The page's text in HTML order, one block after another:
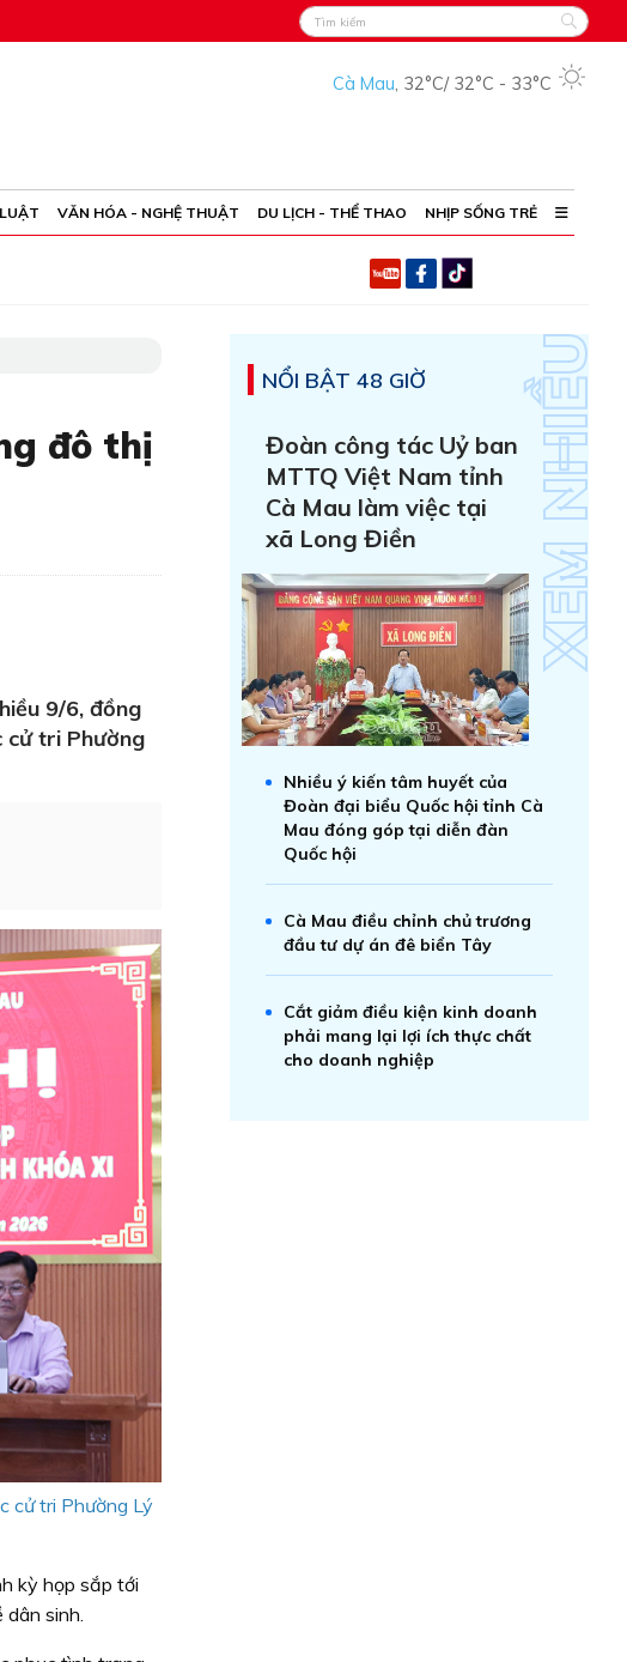
Cà Mau, 32°C/ 32°C - 33°C
VĂN HÓA - NGHỆ THUẬT DU LỊCH - THỂ THAO NHỊP SỐNG TRẺ
đô thị
9/6, đồng
cử tri Phường
cử tri Phường Lý
kỳ họp sắp tới
sinh.
NỔI BẬT 48 GIỜ
Đoàn công tác Uỷ ban
MTTQ Việt Nam tỉnh
Cà Mau làm việc tại
xã Long Điền
Nhiều ý kiến tâm huyết của
Đoàn đại biểu Quốc hội tỉnh Cà
Mau đóng góp tại diễn đàn
Quốc hội
Cà Mau điều chỉnh chủ trương
đầu tư dự án đê biển Tây
Cắt giảm điều kiện kinh doanh
phải mang lại lợi ích thực chất
cho doanh nghiệp